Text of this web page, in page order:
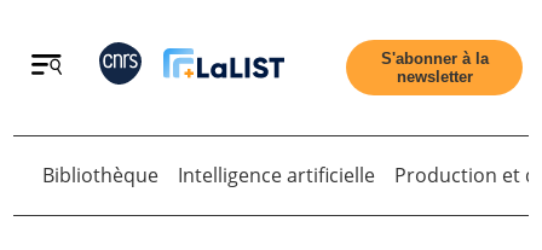
Retour
S'abonner à la
newsletter
Bibliothèque
Intelligence artificielle Production et